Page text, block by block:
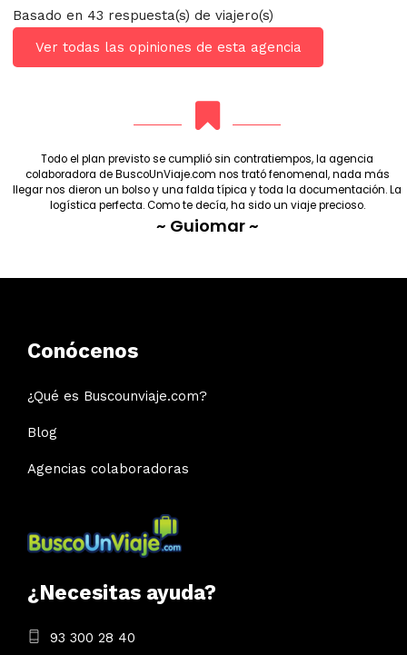
Basado en 43 respuesta(s) de viajero(s)
Ver todas las opiniones de esta agencia
Todo el plan previsto se cumplió sin contratiempos, la agencia
colaboradora de BuscoUnViaje.com nos trató fenomenal, nada más
llegar nos dieron un bolso y una falda típica y toda la documentación. La
logística perfecta. Como te decía, ha sido un viaje precioso.
~ Guiomar ~
Conócenos
¿Qué es Buscounviaje.com?
Blog
Agencias colaboradoras
¿Necesitas ayuda?
93 300 28 40